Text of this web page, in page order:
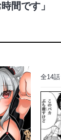
間です」
全14話